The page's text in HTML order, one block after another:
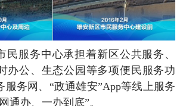
民服务中心承担着新区公共服务、
办公、生态公园等多项便民服务功
服务网、“政通雄安”App等线上服务
通办、一办到底”。